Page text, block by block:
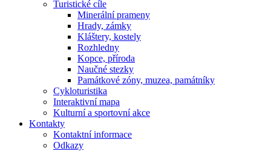
Turistické cíle
Minerální prameny
Hrady, zámky
Kláštery, kostely
Rozhledny
Kopce, příroda
Naučné stezky
Památkové zóny, muzea, památníky
Cykloturistika
Interaktivní mapa
Kulturní a sportovní akce
Kontakty
Kontaktní informace
Odkazy